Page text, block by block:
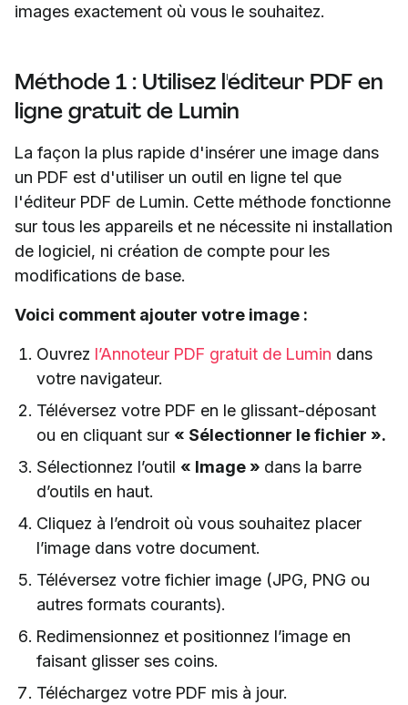
images exactement où vous le souhaitez.
Méthode 1 : Utilisez l'éditeur PDF en
ligne gratuit de Lumin
La façon la plus rapide d'insérer une image dans
un PDF est d'utiliser un outil en ligne tel que
l'éditeur PDF de Lumin. Cette méthode fonctionne
sur tous les appareils et ne nécessite ni installation
de logiciel, ni création de compte pour les
modifications de base.
Voici comment ajouter votre image :
Ouvrez l’Annoteur PDF gratuit de Lumin dans
votre navigateur.
Téléversez votre PDF en le glissant-déposant
ou en cliquant sur « Sélectionner le fichier ».
Sélectionnez l’outil « Image » dans la barre
d’outils en haut.
Cliquez à l’endroit où vous souhaitez placer
l’image dans votre document.
Téléversez votre fichier image (JPG, PNG ou
autres formats courants).
Redimensionnez et positionnez l’image en
faisant glisser ses coins.
Téléchargez votre PDF mis à jour.